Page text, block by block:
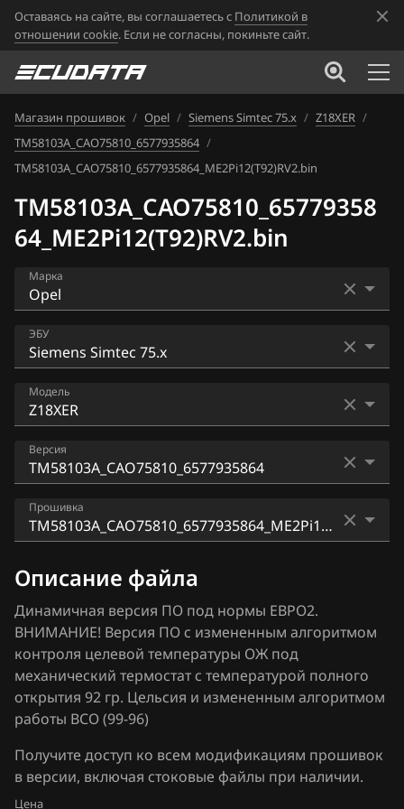
Оставаясь на сайте, вы соглашаетесь с Политикой в
отношении cookie. Если не согласны, покиньте сайт.
Магазин прошивок / Opel / Siemens Simtec 75.x / Z18XER /
TM58103A_CAO75810_6577935864 /
TM58103A_CAO75810_6577935864_ME2Pi12(T92)RV2.bin
TM58103A_CAO75810_65779358
64_ME2Pi12(T92)RV2.bin
Марка
Acura
Alfa Romeo
ATLAS
BAIC
BAW
Bentley
BMW
Brilliance
BYD
Cadillac
Changan
Chenglong
Chery
ЭБУ
ACDelco 2 (MULTEC-S)
ACDelco 3 (MT35E)
ACDelco 5 (ACDelco Exx)
Bosch EDC16C36
Bosch EDC17C42
Bosch EDC17C59
Bosch EDC17C84
Bosch M1.5.5
Bosch MD1CS003
Bosch ME(D)9.6.x
Модель
Z16XER
Z18XER
Версия
RD56100A_CAO65610_6577935822
RD56101A_CaO65610_6577935825
RE56100A_CAO67610_6577936311
RE56101A_CaO67610_6577936314
RM54201A_CAO65420_6577935809
RM55100A_CAO65510_6577935810
RM55300A_CAO65530_6577935811
RM56002A_CAO65600_6577935817
RM56003A_CAO65600_6577935819
Прошивка
TM58103A_CAO75810_6577935864_ME2Pi12.bin
TM58103A_CAO75810_6577935864_ME2Pi12(T92)
(96-92).bin
TM58103A_CAO75810_6577935864_ME2Pi12(T92)
RV2.bin
TM58103A_CAO75810_6577935864_ME4Pi12.bin
TM58103A_CAO75810_6577935864_ME4Pi12(T92)
Описание файла
Динамичная версия ПО под нормы ЕВРО2.
ВНИМАНИЕ! Версия ПО с измененным алгоритмом
контроля целевой температуры ОЖ под
механический термостат с температурой полного
открытия 92 гр. Цельсия и измененным алгоритмом
работы ВСО (99-96)
Получите доступ ко всем модификациям прошивок
в версии, включая стоковые файлы при наличии.
Цена